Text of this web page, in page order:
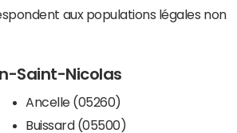
aux populations légales non
Saint-Nicolas
Ancelle (05260)
Buissard (05500)